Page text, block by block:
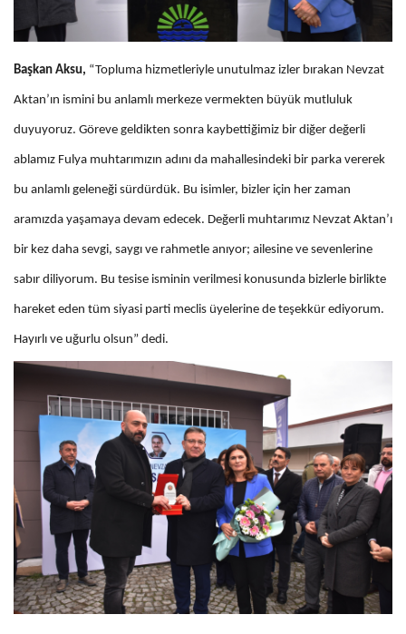
Başkan Aksu, “Topluma hizmetleriyle unutulmaz izler bırakan Nevzat
Aktan’ın ismini bu anlamlı merkeze vermekten büyük mutluluk
duyuyoruz. Göreve geldikten sonra kaybettiğimiz bir diğer değerli
ablamız Fulya muhtarımızın adını da mahallesindeki bir parka vererek
bu anlamlı geleneği sürdürdük. Bu isimler, bizler için her zaman
aramızda yaşamaya devam edecek. Değerli muhtarımız Nevzat Aktan’ı
bir kez daha sevgi, saygı ve rahmetle anıyor; ailesine ve sevenlerine
sabır diliyorum. Bu tesise isminin verilmesi konusunda bizlerle birlikte
hareket eden tüm siyasi parti meclis üyelerine de teşekkür ediyorum.
Hayırlı ve uğurlu olsun” dedi.